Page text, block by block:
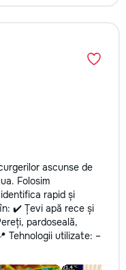
ascunse de
Folosim
rapid și
✔️ Țevi apă rece și
pardoseală,
Tehnologii utilizate: –